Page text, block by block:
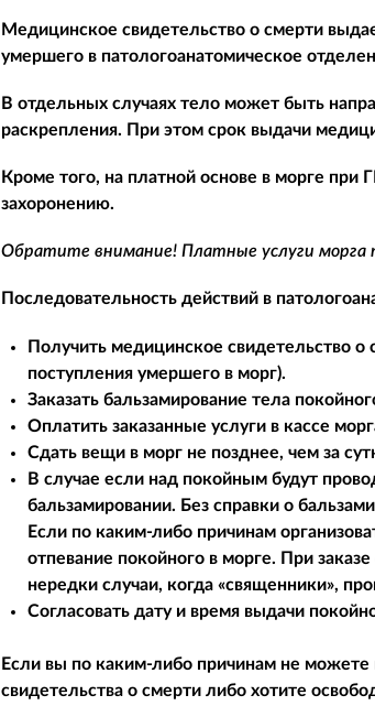
Медицинское свидетельство о смерти
умершего в патологоанатомическое
В отдельных случаях тело может быть
раскрепления. При этом срок выдачи
Кроме того, на платной основе в морге
захоронению.
Обратите внимание! Платные услуги морга
Последовательность действий в
Получить медицинское свидетельство о
поступления умершего в морг).
Заказать бальзамирование тела
Оплатить заказанные услуги в кассе
Сдать вещи в морг не позднее, чем за
В случае если над покойным будут
бальзамировании. Без справки о
Если по каким-либо причинам
отпевание покойного в морге. При
нередки случаи, когда «священники»,
Согласовать дату и время выдачи
Если вы по каким-либо причинам не можете
свидетельства о смерти либо хотите